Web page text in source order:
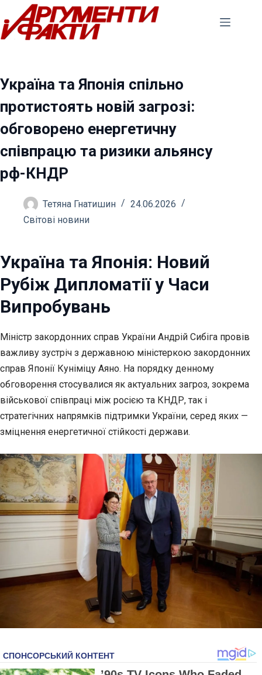
Перейти
до
вмісту
Україна та Японія спільно
протистоять новій загрозі:
обговорено енергетичну
співпрацю та ризики альянсу
рф-КНДР
Тетяна Гнатишин
24.06.2026
Світові новини
Україна та Японія: Новий
Рубіж Дипломатії у Часи
Випробувань
Міністр закордонних справ України Андрій Сибіга провів
важливу зустріч з державною міністеркою закордонних
справ Японії Куніміцу Аяно. На порядку денному
обговорення стосувалися як актуальних загроз, зокрема
військової співпраці між росією та КНДР, так і
стратегічних напрямків підтримки України, серед яких —
зміцнення енергетичної стійкості держави.